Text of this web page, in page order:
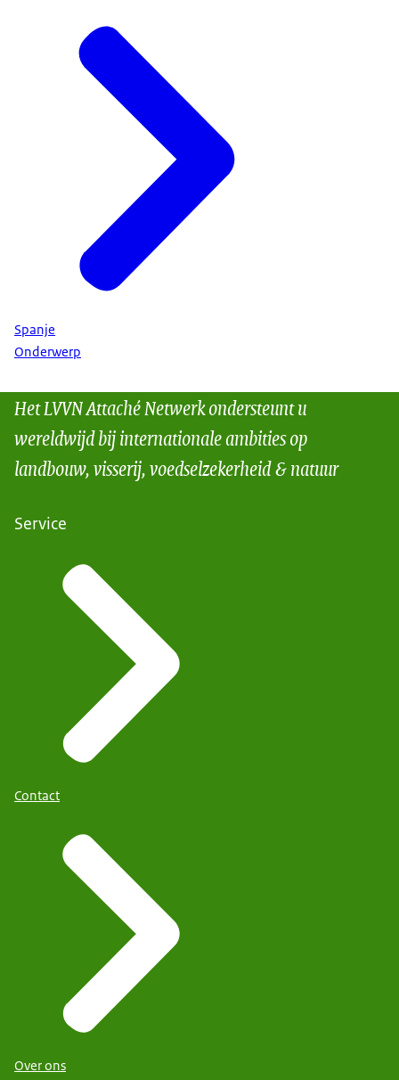
Spanje
Onderwerp
Het LVVN Attaché Netwerk ondersteunt u
wereldwijd bij internationale ambities op
landbouw, visserij, voedselzekerheid & natuur
Service
Contact
Over ons